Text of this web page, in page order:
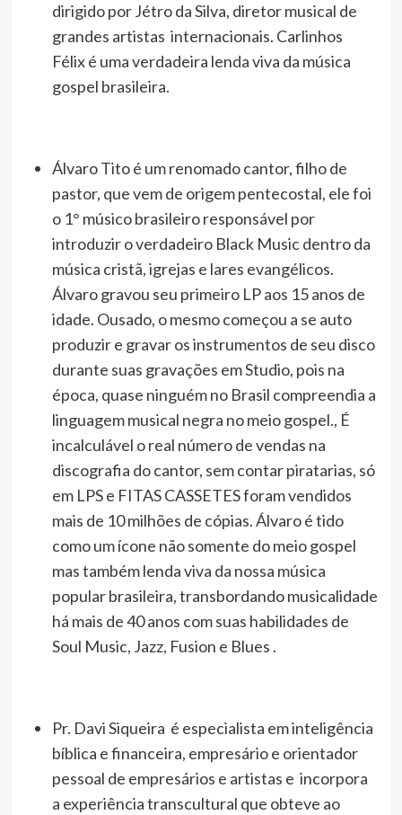
dirigido por Jétro da Silva, diretor musical de
grandes artistas internacionais. Carlinhos
Félix é uma verdadeira lenda viva da música
gospel brasileira.
Álvaro Tito é um renomado cantor, filho de
pastor, que vem de origem pentecostal, ele foi
o 1° músico brasileiro responsável por
introduzir o verdadeiro Black Music dentro da
música cristã, igrejas e lares evangélicos.
Álvaro gravou seu primeiro LP aos 15 anos de
idade. Ousado, o mesmo começou a se auto
produzir e gravar os instrumentos de seu disco
durante suas gravações em Studio, pois na
época, quase ninguém no Brasil compreendia a
linguagem musical negra no meio gospel., É
incalculável o real número de vendas na
discografia do cantor, sem contar piratarias, só
em LPS e FITAS CASSETES foram vendidos
mais de 10 milhões de cópias. Álvaro é tido
como um ícone não somente do meio gospel
mas também lenda viva da nossa música
popular brasileira, transbordando musicalidade
há mais de 40 anos com suas habilidades de
Soul Music, Jazz, Fusion e Blues .
Pr. Davi Siqueira é especialista em inteligência
bíblica e financeira, empresário e orientador
pessoal de empresários e artistas e incorpora
a experiência transcultural que obteve ao